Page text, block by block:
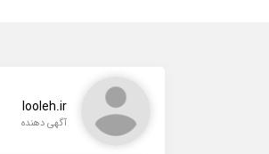
looleh.ir
آگهی دهنده